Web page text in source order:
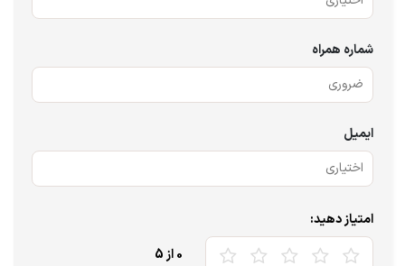
شماره همراه
ایمیل
امتیاز دهید:
0از 5